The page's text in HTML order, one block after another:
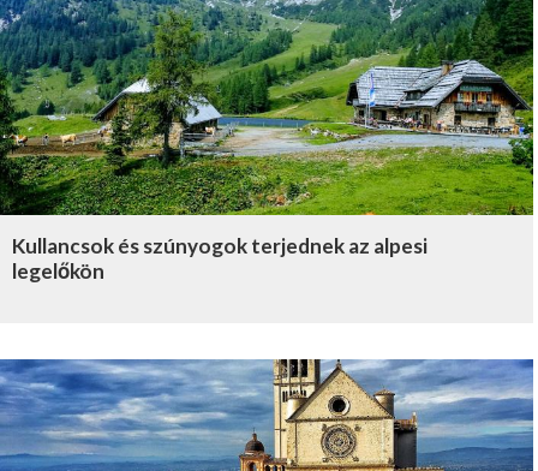
Kullancsok és szúnyogok terjednek az alpesi
legelőkön